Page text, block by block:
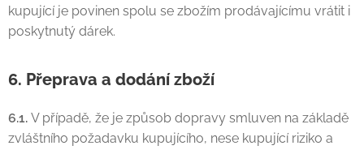
kupující je povinen spolu se zbožím prodávajícímu vrátit i
poskytnutý dárek.
6. Přeprava a dodání zboží
6.1. V případě, že je způsob dopravy smluven na základě
zvláštního požadavku kupujícího, nese kupující riziko a